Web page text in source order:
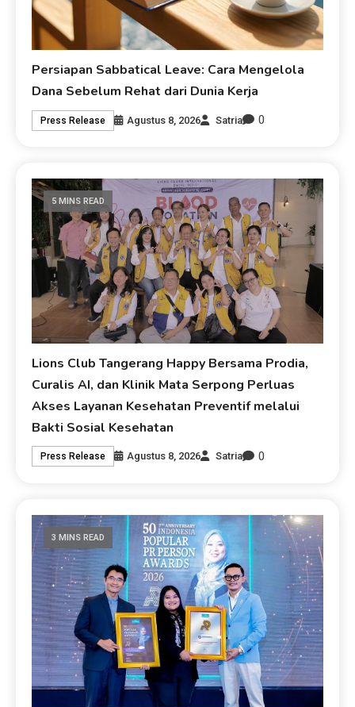
Persiapan Sabbatical Leave: Cara Mengelola
Dana Sebelum Rehat dari Dunia Kerja
Press Release Agustus 8, 2026 Satria 0
5 MINS READ
Lions Club Tangerang Happy Bersama Prodia,
Curalis AI, dan Klinik Mata Serpong Perluas
Akses Layanan Kesehatan Preventif melalui
Bakti Sosial Kesehatan
Press Release Agustus 8, 2026 Satria 0
3 MINS READ